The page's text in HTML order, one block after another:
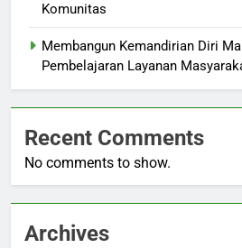
Komunitas
Membangun Kemandirian Diri
Pembelajaran Layanan
Recent Comments
No comments to show.
Archives